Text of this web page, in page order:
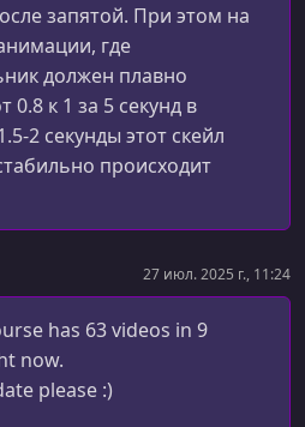
запятой. При этом на
где
должен плавно
0.8 к 1 за 5 секунд в
2 секунды этот скейл
происходит
27 июл. 2025 г., 11:24
has 63 videos in 9
now.
please :)